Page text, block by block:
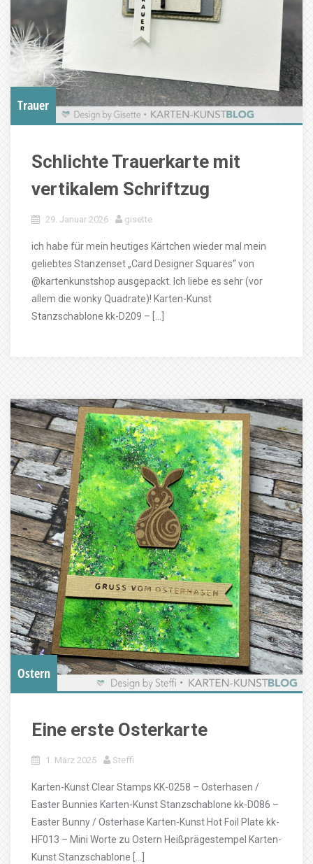
Trauer
Schlichte Trauerkarte mit
vertikalem Schriftzug
29. Januar 2026 gisette
ich habe für mein heutiges Kärtchen wieder mal mein
geliebtes Stanzenset „Card Designer Squares“ von
@kartenkunstshop ausgepackt. Ich liebe es sehr (vor
allem die wonky Quadrate)! Karten-Kunst
Stanzschablone kk-D209 – […]
Ostern
Eine erste Osterkarte
1. März 2025 Steffi
Karten-Kunst Clear Stamps KK-0258 – Osterhasen /
Easter Bunnies Karten-Kunst Stanzschablone kk-D086 –
Easter Bunny / Osterhase Karten-Kunst Hot Foil Plate kk-
HF013 – Mini Worte zu Ostern Heißprägestempel Karten-
Kunst Stanzschablone […]